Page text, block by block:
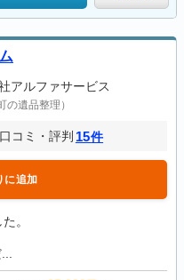
アルファサービス
の遺品整理）
口コミ・評判 15件
に追加
。